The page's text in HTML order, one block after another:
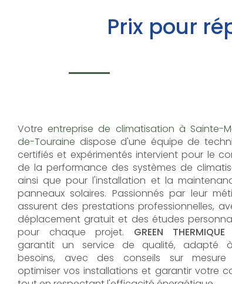
Prix pour
Votre entreprise de climatisation à Sainte-
de-Touraine dispose d'une équipe de
certifiés et expérimentés intervient pour le
de la performance des systèmes de
ainsi que pour l'installation et la
panneaux solaires. Passionnés par leur
assurent des prestations professionnelles,
déplacement gratuit et des études
pour chaque projet. GREEN THERMIQUE
garantit un service de qualité, adapté
besoins, avec des conseils sur mesure
optimiser vos installations et garantir votre